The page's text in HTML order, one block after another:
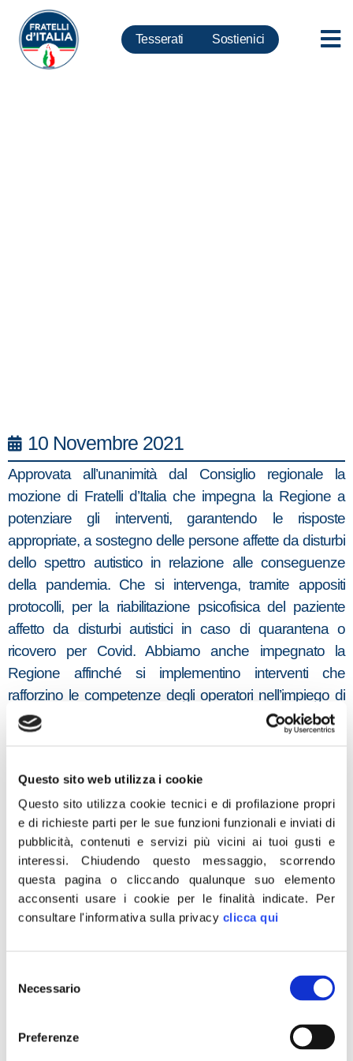
Questo sito web utilizza i cookie
Questo sito utilizza cookie tecnici e di profilazione propri
e di richieste parti per le sue funzioni funzionali e inviati di
pubblicità, contenuti e servizi più vicini ai tuoi gusti e
interessi.Chiudendo questo messaggio, scorrendo
questa pagina o cliccando qualunque suo elemento
acconsenti usare i cookie per le finalità indicate. Per
consultare l'informativa sulla privacy clicca qui
delNecessario
Preferenze
Tesserati Sostienici
10 Novembre 2021
Approvata all’unanimità dal Consiglio regionale la
mozione di Fratelli d’Italia che impegna la Regione a
potenziare gli interventi, garantendo le risposte
appropriate, a sostegno delle persone affette da disturbi
dello spettro autistico in relazione alle conseguenze
della pandemia. Che si intervenga, tramite appositi
protocolli, per la riabilitazione psicofisica del paziente
affetto da disturbi autistici in caso di quarantena o
ricovero per Covid. Abbiamo anche impegnato la
Regione affinché si implementino interventi che
rafforzino le competenze degli operatori nell’impiego di
metodi e strumenti basati sulle migliori evidenze
scientifiche” fa sapere il Consigliere regionale di Fratelli
Atto firmato anche dal Consigliere Alessandro Capecchi.
“La nostra richiesta nasce dalla considerazione che, fra
le devastanti conseguenze della pandemia, oltre alle
perdite di vite umane, alle persone trovatesi senza
lavoro o senza ristori, al crollo psicologico di individui,
coppie e gruppi dobbiamo annoverare i ritardi e gli
inevitabili deficit di attenzione verificatisi nei confronti di
nella mozione di Fdi- A risentire di più di questa
situazione sono state le persone più fragili, quali quelle
affette da disturbi dello spettro autistico. Persone
bisognose di cure e attenzioni quotidiane che a causa